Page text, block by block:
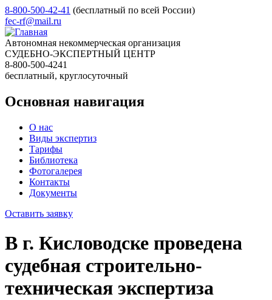
8-800-500-42-41 (бесплатный по всей России)
fec-rf@mail.ru
Автономная некоммерческая организация
СУДЕБНО-ЭКСПЕРТНЫЙ ЦЕНТР
8-800-500-4241
бесплатный, круглосуточный
Основная навигация
О нас
Виды экспертиз
Тарифы
Библиотека
Фотогалерея
Контакты
Документы
Оставить заявку
В г. Кисловодске проведена
судебная строительно-
техническая экспертиза